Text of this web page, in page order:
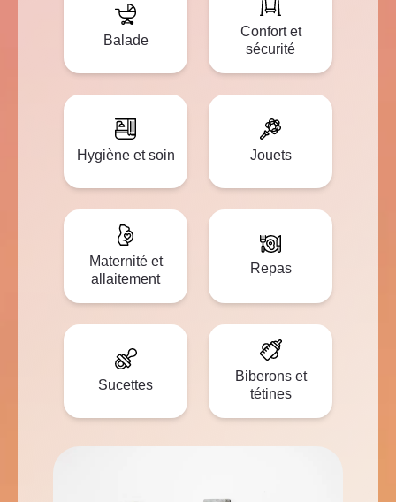
Balade
Confort et
sécurité
Hygiène et soin Jouets
Maternité et
allaitement
Repas
Sucettes
Biberons et
tétines